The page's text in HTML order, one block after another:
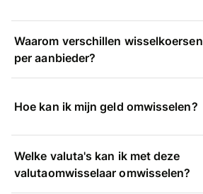
Waarom verschillen wisselkoersen
per aanbieder?
Hoe kan ik mijn geld omwisselen?
Welke valuta's kan ik met deze
valutaomwisselaar omwisselen?